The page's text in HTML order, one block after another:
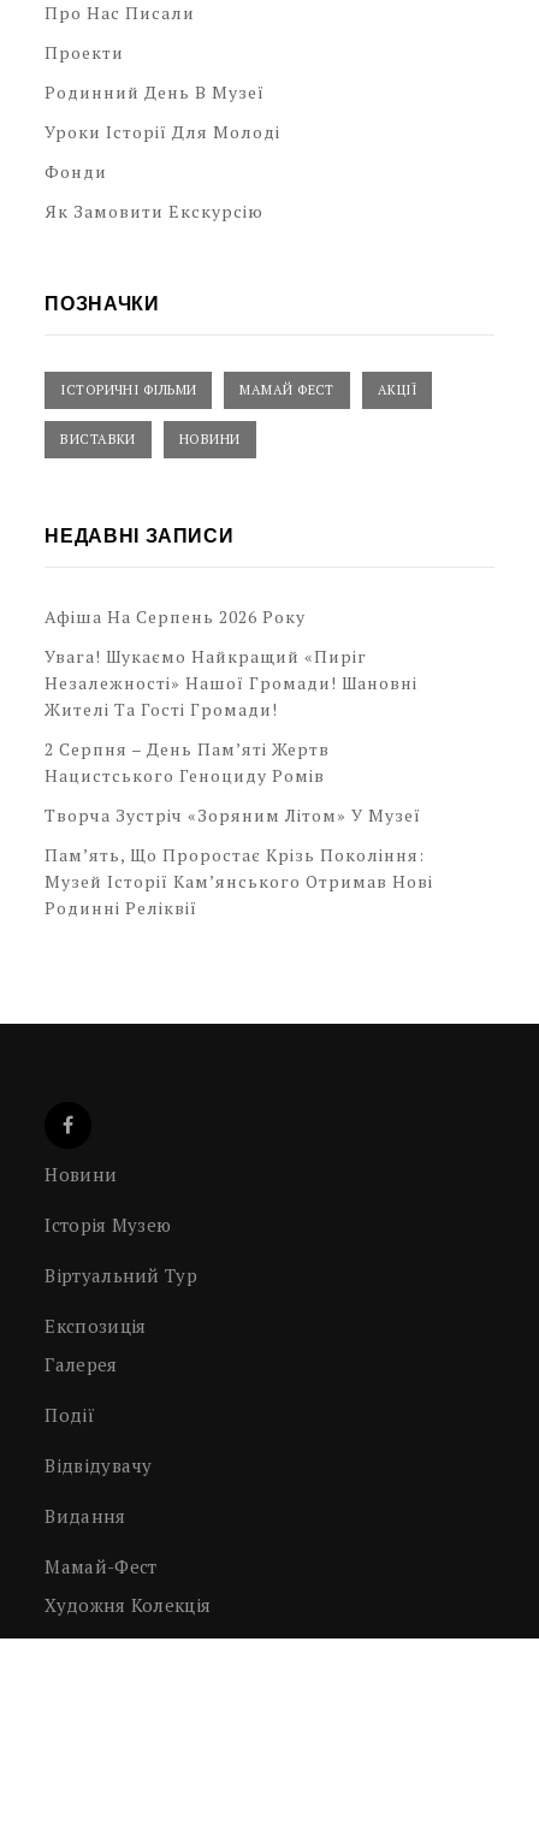
Про Нас Писали
Проекти
Родинний День В Музеї
Уроки Історії Для Молоді
Фонди
Як Замовити Екскурсію
ПОЗНАЧКИ
ІСТОРИЧНІ ФІЛЬМИ МАМАЙ ФЕСТ АКЦІЇ
ВИСТАВКИ НОВИНИ
НЕДАВНІ ЗАПИСИ
Афіша На Серпень 2026 Року
Увага! Шукаємо Найкращий «Пиріг
Незалежності» Нашої Громади! Шановні
Жителі Та Гості Громади!
2 Серпня – День Пам’яті Жертв
Нацистського Геноциду Ромів
Творча Зустріч «Зоряним Літом» У Музеї
Пам’ять, Що Проростає Крізь Покоління:
Музей Історії Кам’янського Отримав Нові
Родинні Реліквії
Новини
Історія Музею
Віртуальний Тур
Експозиція
Галерея
Події
Відвідувачу
Видання
Мамай-Фест
Художня Колекція